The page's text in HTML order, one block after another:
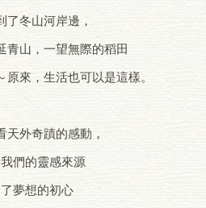
了冬山河岸邊，
青山，一望無際的稻田
來，生活也可以是這樣。
天外奇蹟的感動，
們的靈感來源
夢想的初心